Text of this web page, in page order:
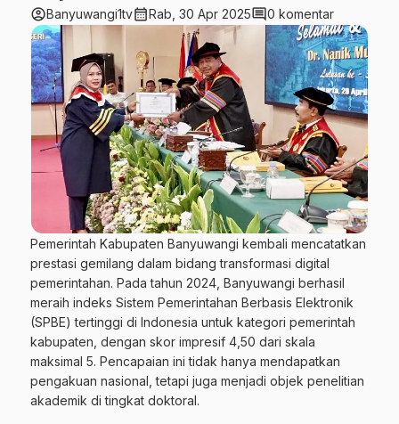
account_circleBanyuwangi1tvcalendar_monthRab, 30 Apr 2025comment0 komentar
Pemerintah Kabupaten Banyuwangi kembali mencatatkan
prestasi gemilang dalam bidang transformasi digital
pemerintahan. Pada tahun 2024, Banyuwangi berhasil
meraih indeks Sistem Pemerintahan Berbasis Elektronik
(SPBE) tertinggi di Indonesia untuk kategori pemerintah
kabupaten, dengan skor impresif 4,50 dari skala
maksimal 5. Pencapaian ini tidak hanya mendapatkan
pengakuan nasional, tetapi juga menjadi objek penelitian
akademik di tingkat doktoral.